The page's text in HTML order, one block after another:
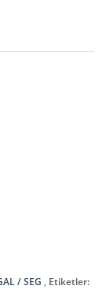
/ SEG
Etiketler: